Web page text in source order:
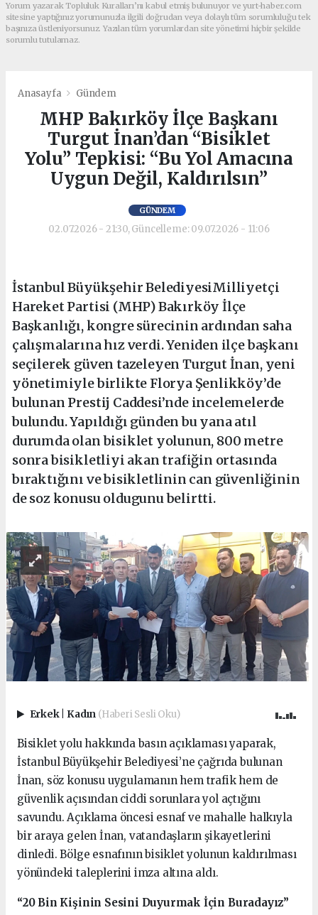
Yorum yazarak Topluluk Kuralları’nı kabul etmiş bulunuyor ve yurt-haber.com
sitesine yaptığınız yorumunuzla ilgili doğrudan veya dolaylı tüm sorumluluğu tek
başınıza üstleniyorsunuz. Yazılan tüm yorumlardan site yönetimi hiçbir şekilde
sorumlu tutulamaz.
Anasayfa Gündem
MHP Bakırköy İlçe Başkanı
Turgut İnan’dan “Bisiklet
Yolu” Tepkisi: “Bu Yol Amacına
Uygun Değil, Kaldırılsın”
GÜNDEM
02.07.2026 - 21:30, Güncelleme: 09.07.2026 - 11:06
İstanbul Büyükşehir BelediyesiMilliyetçi
Hareket Partisi (MHP) Bakırköy İlçe
Başkanlığı, kongre sürecinin ardından saha
çalışmalarına hız verdi. Yeniden ilçe başkanı
seçilerek güven tazeleyen Turgut İnan, yeni
yönetimiyle birlikte Florya Şenlikköy’de
bulunan Prestij Caddesi’nde incelemelerde
bulundu. Yapıldığı günden bu yana atıl
durumda olan bisiklet yolunun, 800 metre
sonra bisikletliyi akan trafiğin ortasında
bıraktığını ve bisikletlinin can güvenliğinin
de soz konusu oldugunu belirtti.
Erkek Kadın (Haberi Sesli Oku)
Bisiklet yolu hakkında basın açıklaması yaparak,
İstanbul Büyükşehir Belediyesi’ne çağrıda bulunan
İnan, söz konusu uygulamanın hem trafik hem de
güvenlik açısından ciddi sorunlara yol açtığını
savundu. Açıklama öncesi esnaf ve mahalle halkıyla
bir araya gelen İnan, vatandaşların şikayetlerini
dinledi. Bölge esnafının bisiklet yolunun kaldırılması
yönündeki taleplerini imza altına aldı.
“20 Bin Kişinin Sesini Duyurmak İçin Buradayız”